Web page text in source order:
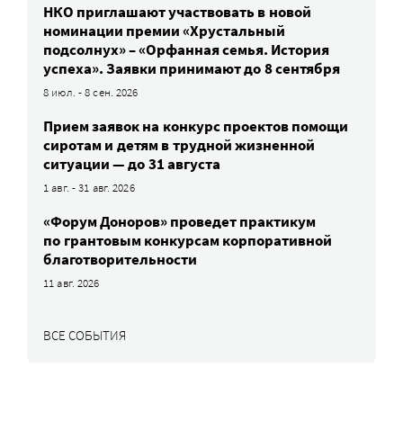
НКО приглашают участвовать в новой
номинации премии «Хрустальный
подсолнух» – «Орфанная семья. История
успеха». Заявки принимают до 8 сентября
8 июл. - 8 сен. 2026
Прием заявок на конкурс проектов помощи
сиротам и детям в трудной жизненной
ситуации — до 31 августа
1 авг. - 31 авг. 2026
«Форум Доноров» проведет практикум
по грантовым конкурсам корпоративной
благотворительности
11 авг. 2026
ВСЕ СОБЫТИЯ